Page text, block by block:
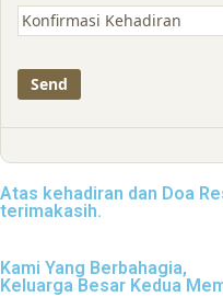
Atas kehadiran dan Doa
terimakasih.
Kami Yang Berbahagia,
Keluarga Besar Kedua